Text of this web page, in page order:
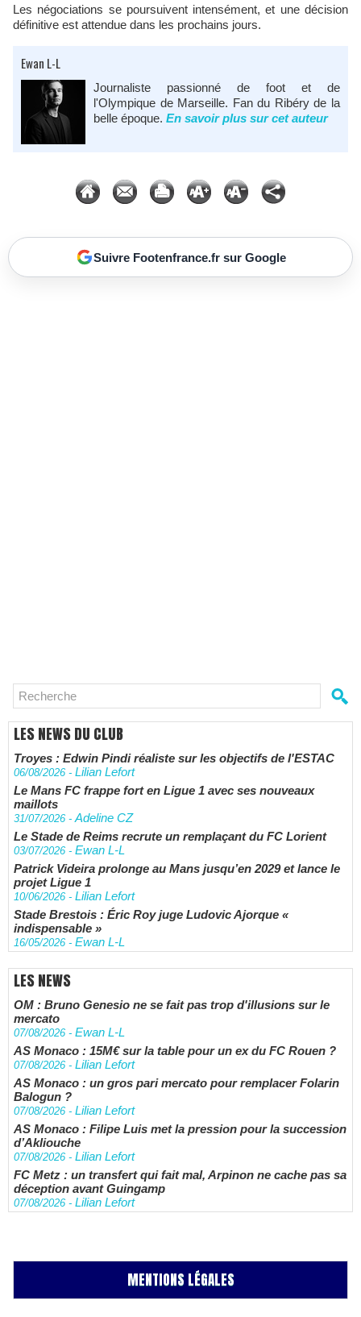
Les négociations se poursuivent intensément, et une décision
définitive est attendue dans les prochains jours.
Ewan L-L
Journaliste passionné de foot et de
l'Olympique de Marseille. Fan du Ribéry de la
belle époque. En savoir plus sur cet auteur
Suivre Footenfrance.fr sur Google
LES NEWS DU CLUB
Troyes : Edwin Pindi réaliste sur les objectifs de l'ESTAC
06/08/2026 - Lilian Lefort
Le Mans FC frappe fort en Ligue 1 avec ses nouveaux
maillots
31/07/2026 -Adeline CZ
Le Stade de Reims recrute un remplaçant du FC Lorient
03/07/2026 - Ewan L-L
Patrick Videira prolonge au Mans jusqu’en 2029 et lance le
projet Ligue 1
10/06/2026 - Lilian Lefort
Stade Brestois : Éric Roy juge Ludovic Ajorque «
indispensable »
16/05/2026 - Ewan L-L
LES NEWS
OM : Bruno Genesio ne se fait pas trop d'illusions sur le
mercato
07/08/2026 - Ewan L-L
AS Monaco : 15M€ sur la table pour un ex du FC Rouen ?
07/08/2026 - Lilian Lefort
AS Monaco : un gros pari mercato pour remplacer Folarin
Balogun ?
07/08/2026 - Lilian Lefort
AS Monaco : Filipe Luis met la pression pour la succession
d’Akliouche
07/08/2026 - Lilian Lefort
FC Metz : un transfert qui fait mal, Arpinon ne cache pas sa
déception avant Guingamp
07/08/2026 - Lilian Lefort
MENTIONS LÉGALES